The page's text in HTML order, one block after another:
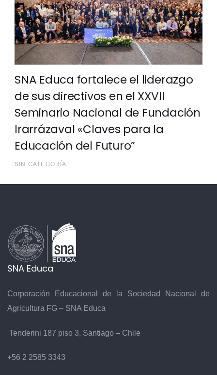
SNA Educa fortalece el liderazgo
de sus directivos en el XXVII
Seminario Nacional de Fundación
Irarrázaval «Claves para la
Educación del Futuro”
SIN CATEGORÍA
SNA Educa
Corporación Educacional de la Sociedad Nacional de
Agricultura FG – SNA Educa
Tenderini 187 piso 3, Santiago – Chile
+56 2 2585 3343